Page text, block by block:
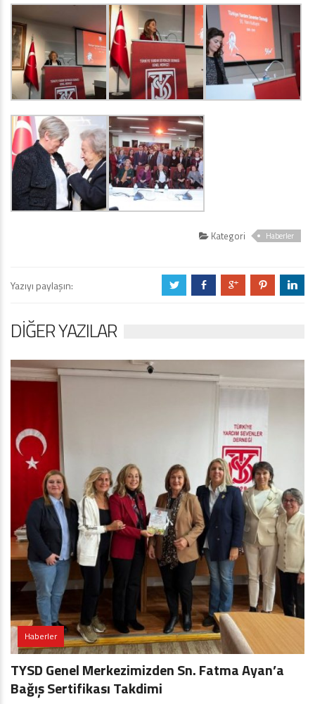
Kategori Haberler
Yazıyı paylaşın: a b c d j
DIĞER YAZILAR
Haberler
TYSD Genel Merkezimizden Sn. Fatma Ayan’a
Bağış Sertifikası Takdimi